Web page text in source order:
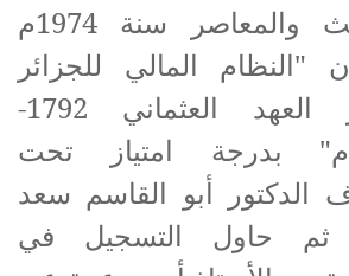
الحديث والمعاصر سنة 1974م
"النظام المالي للجزائر
أواخر العهد العثماني 1792-
1830م" بدرجة امتياز تحت
الدكتور أبو القاسم سعد
ثم حاول التسجيل في